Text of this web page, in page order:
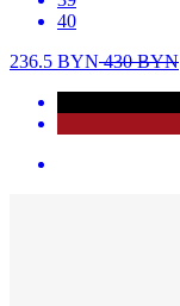
40
236.5 BYN430BYN